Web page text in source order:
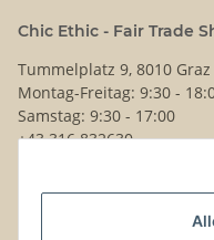
Chic Ethic - Fair Trade
Tummelplatz 9, 8010 Graz
Montag-Freitag: 9:30 -
Samstag: 9:30 - 17:00
+43 316 832630